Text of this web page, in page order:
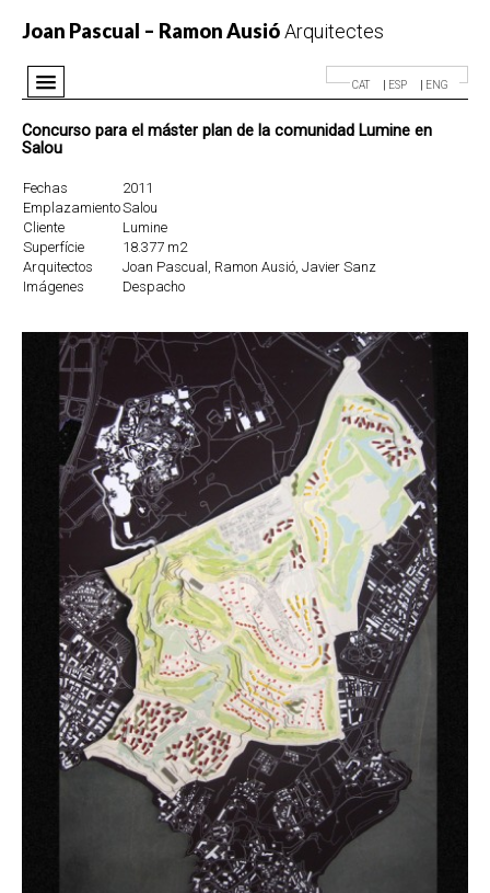
Joan Pascual – Ramon AusióArquitectes
Proyectos
Premios
Noticias
Contacto
CAT ESP ENG
Concurso para el máster plan de la comunidad Lumine en
Salou
Fechas
2011
EmplazamientoSalou
Cliente
Lumine
Superfície
18.377 m2
Arquitectos
Joan Pascual, Ramon Ausió, Javier Sanz
Imágenes
Despacho